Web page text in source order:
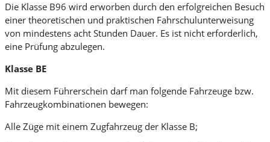
Die Klasse B96 wird erworben durch den erfolgreichen Besuch
einer theoretischen und praktischen Fahrschulunterweisung
von mindestens acht Stunden Dauer. Es ist nicht erforderlich,
eine Prüfung abzulegen.
Klasse BE
Mit diesem Führerschein darf man folgende Fahrzeuge bzw.
Fahrzeugkombinationen bewegen:
Alle Züge mit einem Zugfahrzeug der Klasse B;